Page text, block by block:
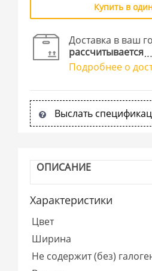
Купить в
Доставка в ваш
рассчитывается
Подробнее о
Выслать
ОПИСАНИЕ
Характеристики
Цвет
Ширина
Не содержит (без)